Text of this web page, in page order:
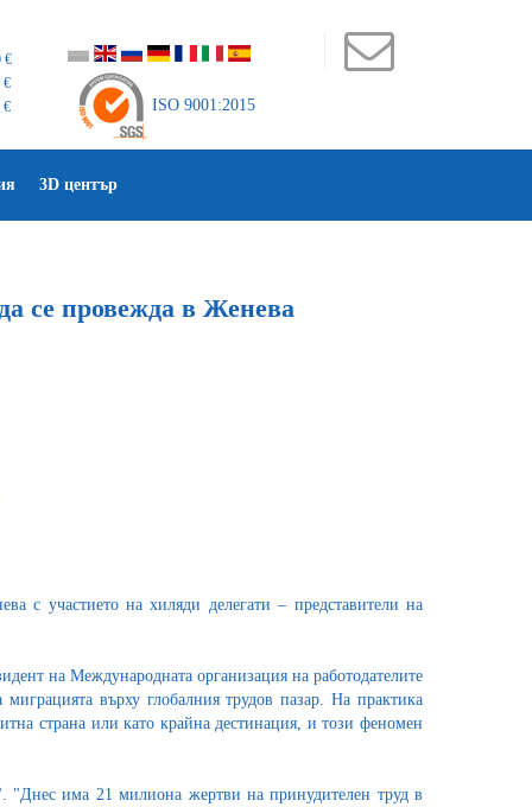
€
€
€
ISO 9001:2015
3D център
се провежда в Женева
с участието на хиляди делегати – представители на
на Международната организация на работодателите
върху глобалния трудов пазар. На практика
страна или като крайна дестинация, и този феномен
"Днес има 21 милиона жертви на принудителен труд в